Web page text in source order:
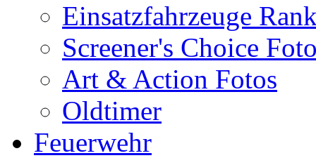
Einsatzfahrzeuge
Screener's Choice
Art & Action Fotos
Oldtimer
Feuerwehr